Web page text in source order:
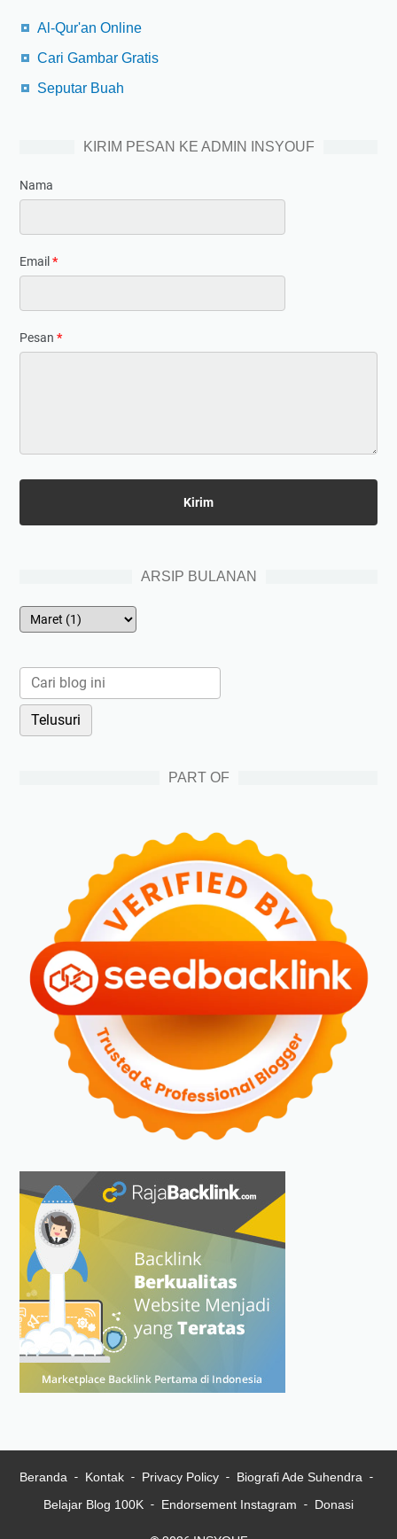
Al-Qur'an Online
Cari Gambar Gratis
Seputar Buah
KIRIM PESAN KE ADMIN INSYOUF
Nama
Email*
Pesan *
ARSIP BULANAN
PART OF
Beranda Kontak Privacy Policy
Biografi Ade Suhendra
Belajar Blog 100K
Endorsement Instagram Donasi